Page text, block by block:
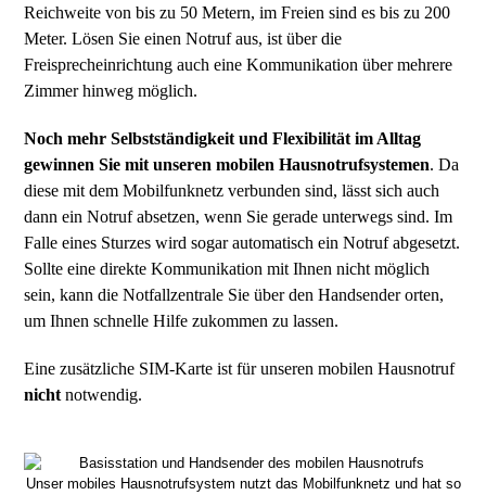
Reichweite von bis zu 50 Metern, im Freien sind es bis zu 200
Meter. Lösen Sie einen Notruf aus, ist über die
Freisprecheinrichtung auch eine Kommunikation über mehrere
Zimmer hinweg möglich.
Noch mehr Selbstständigkeit und Flexibilität im Alltag
gewinnen Sie mit unseren mobilen Hausnotrufsystemen. Da
diese mit dem Mobilfunknetz verbunden sind, lässt sich auch
dann ein Notruf absetzen, wenn Sie gerade unterwegs sind. Im
Falle eines Sturzes wird sogar automatisch ein Notruf abgesetzt.
Sollte eine direkte Kommunikation mit Ihnen nicht möglich
sein, kann die Notfallzentrale Sie über den Handsender orten,
um Ihnen schnelle Hilfe zukommen zu lassen.
Eine zusätzliche SIM-Karte ist für unseren mobilen Hausnotruf
nicht notwendig.
Unser mobiles Hausnotrufsystem nutzt das Mobilfunknetz und hat so